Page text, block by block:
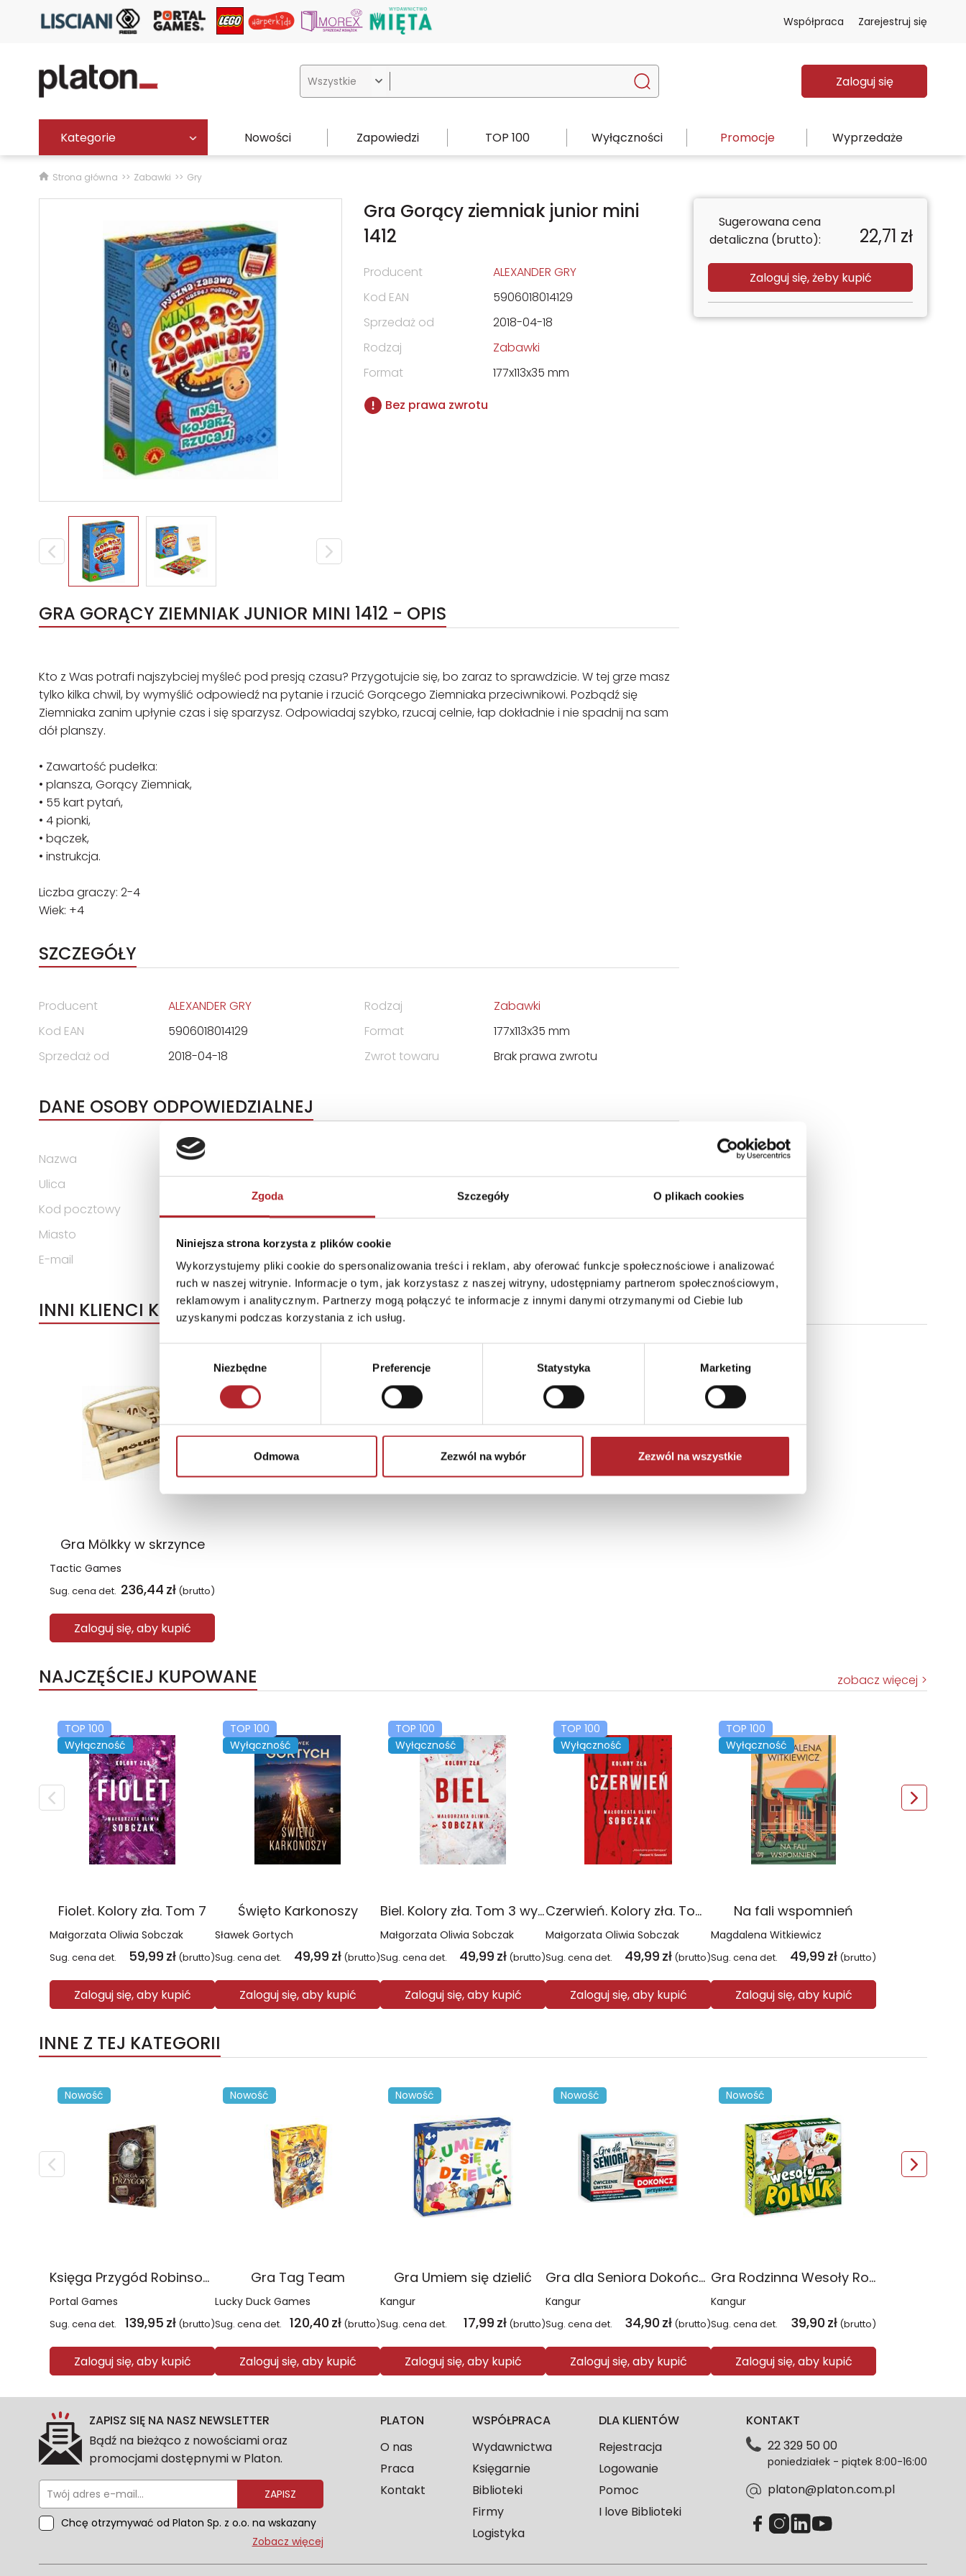
Zgoda Szczegóły O plikach cookies
Niniejsza strona korzysta z plików cookie
Wykorzystujemy pliki cookie do spersonalizowania treści i reklam, aby oferować funkcje społecznościowe i analizować
ruch w naszej witrynie. Informacje o tym, jak korzystasz z naszej witryny, udostępniamy partnerom społecznościowym,
reklamowym i analitycznym. Partnerzy mogą połączyć te informacje z innymi danymi otrzymanymi od Ciebie lub
uzyskanymi podczas korzystania z ich usług.
Niezbędne Preferencje Statystyka Marketing
Odmowa Zezwól na wybór Zezwól na wszystkie
Współpraca Zarejestruj się
 Zaloguj się
Kategorie Nowości Zapowiedzi TOP 100 Wyłączności Promocje Wyprzedaże
Strona główna Zabawki Gry
Gra Gorący ziemniak junior mini
1412
Producent
ALEXANDER GRY
Kod EAN
5906018014129
Sprzedaż od
2018-04-18
Rodzaj
Zabawki
Format
177x113x35 mm
Bez prawa zwrotu
GRA GORĄCY ZIEMNIAK JUNIOR MINI 1412 - OPIS
Kto z Was potrafi najszybciej myśleć pod presją czasu? Przygotujcie się, bo zaraz to sprawdzicie. W tej grze masz
tylko kilka chwil, by wymyślić odpowiedź na pytanie i rzucić Gorącego Ziemniaka przeciwnikowi. Pozbądź się
Ziemniaka zanim upłynie czas i się sparzysz. Odpowiadaj szybko, rzucaj celnie, łap dokładnie i nie spadnij na sam
dół planszy.
• Zawartość pudełka:
• plansza, Gorący Ziemniak,
• 55 kart pytań,
• 4 pionki,
• bączek,
• instrukcja.
Liczba graczy: 2-4
Wiek: +4
SZCZEGÓŁY
Producent
ALEXANDER GRY
Kod EAN
5906018014129
Sprzedaż od
2018-04-18
Rodzaj
Zabawki
Format
177x113x35 mm
Zwrot towaru
Brak prawa zwrotu
DANE OSOBY ODPOWIEDZIALNEJ
Nazwa
Zakład Produkcyjny ALEXANDER Piotr Pundzis
Ulica
Kod pocztowy
Miasto
E-mail
alexander@alexander.com.pl
Sugerowana cena
detaliczna (brutto):
22,71 zł
Zaloguj się, żeby kupić
INNI KLIENCI KUPOWALI
Gra Mölkky w skrzynce
Tactic Games
Sug. cena det. 236,44 zł (brutto)
Zaloguj się, aby kupić
NAJCZĘŚCIEJ KUPOWANE zobacz więcej
TOP 100
Wyłączność
Fiolet. Kolory zła. Tom 7
Małgorzata Oliwia Sobczak
Sug. cena det. 59,99 zł (brutto)
Zaloguj się, aby kupić
TOP 100
Wyłączność
Święto Karkonoszy
Sławek Gortych
Sug. cena det. 49,99 zł (brutto)
Zaloguj się, aby kupić
TOP 100
Wyłączność
Biel. Kolory zła. Tom 3 wyd. 2025
Małgorzata Oliwia Sobczak
Sug. cena det. 49,99 zł (brutto)
Zaloguj się, aby kupić
TOP 100
Wyłączność
Czerwień. Kolory zła. Tom 1 wyd. 2025
Małgorzata Oliwia Sobczak
Sug. cena det. 49,99 zł (brutto)
Zaloguj się, aby kupić
TOP 100
Wyłączność
Na fali wspomnień
Magdalena Witkiewicz
Sug. cena det. 49,99 zł (brutto)
Zaloguj się, aby kupić
INNE Z TEJ KATEGORII
Nowość
Księga Przygód Robinson Crusoe
Portal Games
Sug. cena det. 139,95 zł (brutto)
Zaloguj się, aby kupić
Nowość
Gra Tag Team
Lucky Duck Games
Sug. cena det. 120,40 zł (brutto)
Zaloguj się, aby kupić
Nowość
Gra Umiem się dzielić
Kangur
Sug. cena det. 17,99 zł (brutto)
Zaloguj się, aby kupić
Nowość
Gra dla Seniora Dokończ przysłowie
Kangur
Sug. cena det. 34,90 zł (brutto)
Zaloguj się, aby kupić
Nowość
Gra Rodzinna Wesoły Rolnik
Kangur
Sug. cena det. 39,90 zł (brutto)
Zaloguj się, aby kupić
ZAPISZ SIĘ NA NASZ NEWSLETTER
Bądź na bieżąco z nowościami oraz
promocjami dostępnymi w Platon.
ZAPISZ
Chcę otrzymywać od Platon Sp. z o.o. na wskazany
Wszelkie informacje dotyczące danych osobowych
Zobacz więcej
PLATON
O nas
Praca
Kontakt
WSPÓŁPRACA
Wydawnictwa
Księgarnie
Biblioteki
Firmy
Logistyka
DLA KLIENTÓW
Rejestracja
Logowanie
Pomoc
I love Biblioteki
KONTAKT
22 329 50 00
poniedziałek - piątek 8:00-16:00
platon@platon.com.pl